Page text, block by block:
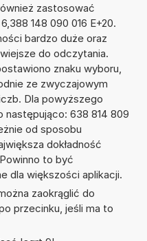
zastosować
148 090 016 E+20.
bardzo duże oraz
do odczytania.
znaku wyboru,
ze zwyczajowym
Dla powyższego
następująco: 638 814 809
od sposobu
dokładność
to być
dla większości aplikacji.
zaokrąglić do
przecinku, jeśli ma to